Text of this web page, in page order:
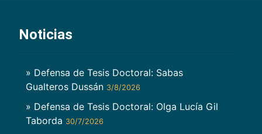
Noticias
» Defensa de Tesis Doctoral: Sabas
Gualteros Dussán 3/8/2026
» Defensa de Tesis Doctoral: Olga Lucía Gil
Taborda 30/7/2026